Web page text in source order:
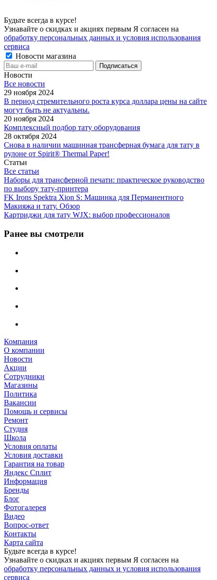
Будьте всегда в курсе!
Узнавайте о скидках и акциях первым Я согласен на
обработку персональных данных и условия использования
сервиса
Новости магазина
Новости
Все новости
29 ноября 2024
В период стремительного роста курса доллара цены на сайте
могут быть не актуальны.
20 ноября 2024
Комплексный подбор тату оборудования
28 октября 2024
Снова в наличии машинная трансферная бумага для тату в
рулоне от Spirit® Thermal Paper!
Статьи
Все статьи
Наборы для трансферной печати: практическое руководство
по выбору тату‑принтера
FK Irons Spektra Xion S: Машинка для Перманентного
Макияжа и тату. Обзор
Картриджи для тату WJX: выбор профессионалов
Ранее вы смотрели
Компания
О компании
Новости
Акции
Сотрудники
Магазины
Политика
Вакансии
Помощь и сервисы
Ремонт
Студия
Школа
Условия оплаты
Условия доставки
Гарантия на товар
Яндекс Сплит
Информация
Бренды
Блог
Фотогалерея
Видео
Вопрос-ответ
Контакты
Карта сайта
Будьте всегда в курсе!
Узнавайте о скидках и акциях первым Я согласен на
обработку персональных данных и условия использования
сервиса